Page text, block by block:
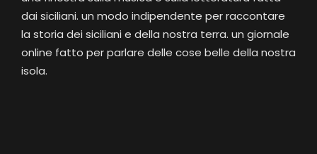
dai siciliani. un modo indipendente per raccontare
la storia dei siciliani e della nostra terra. un giornale
online fatto per parlare delle cose belle della nostra
isola.